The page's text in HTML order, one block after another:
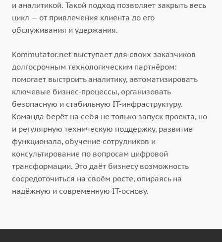
и аналитикой. Такой подход позволяет закрыть весь
цикл — от привлечения клиента до его
обслуживания и удержания.
Kommutator.net выступает для своих заказчиков
долгосрочным технологическим партнёром:
помогает выстроить аналитику, автоматизировать
ключевые бизнес-процессы, организовать
безопасную и стабильную IT-инфраструктуру.
Команда берёт на себя не только запуск проекта, но
и регулярную техническую поддержку, развитие
функционала, обучение сотрудников и
консультирование по вопросам цифровой
трансформации. Это даёт бизнесу возможность
сосредоточиться на своём росте, опираясь на
надёжную и современную IT-основу.